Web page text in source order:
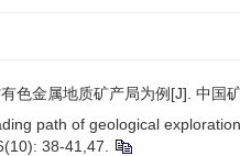
色金属地质矿产局为例[J]. 中国
path of geological
38-41,47.